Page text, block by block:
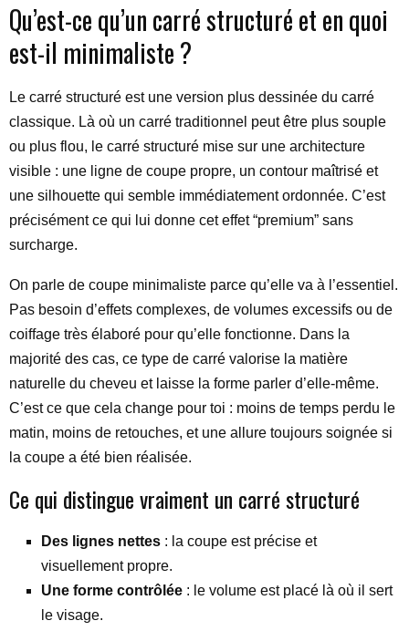
Qu’est-ce qu’un carré structuré et en quoi
est-il minimaliste ?
Le carré structuré est une version plus dessinée du carré
classique. Là où un carré traditionnel peut être plus souple
ou plus flou, le carré structuré mise sur une architecture
visible : une ligne de coupe propre, un contour maîtrisé et
une silhouette qui semble immédiatement ordonnée. C’est
précisément ce qui lui donne cet effet “premium” sans
surcharge.
On parle de coupe minimaliste parce qu’elle va à l’essentiel.
Pas besoin d’effets complexes, de volumes excessifs ou de
coiffage très élaboré pour qu’elle fonctionne. Dans la
majorité des cas, ce type de carré valorise la matière
naturelle du cheveu et laisse la forme parler d’elle-même.
C’est ce que cela change pour toi : moins de temps perdu le
matin, moins de retouches, et une allure toujours soignée si
la coupe a été bien réalisée.
Ce qui distingue vraiment un carré structuré
Des lignes nettes : la coupe est précise et
visuellement propre.
Une forme contrôlée : le volume est placé là où il sert
le visage.